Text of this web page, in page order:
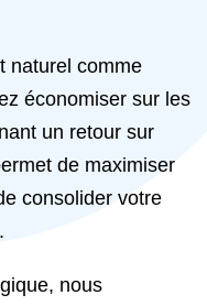
naturel comme
économiser sur les
un retour sur
de maximiser
consolider votre
nous